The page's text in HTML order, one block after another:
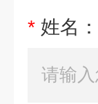
* 姓名：